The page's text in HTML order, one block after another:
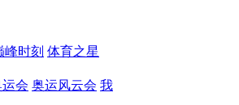
峰时刻 体育之星
会 奥运风云会 我